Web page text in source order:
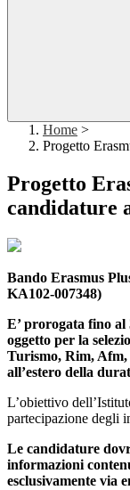
Home >
Progetto
Progetto
candidature
Bando Erasmus
KA102-007348)
E’ prorogata fino al
oggetto per la
Turismo, Rim,
all’estero della
L’obiettivo
partecipazione degli
Le candidature
informazioni
esclusivamente via